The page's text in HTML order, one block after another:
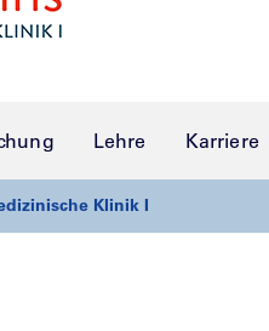
Lehre Karriere
Klinik I